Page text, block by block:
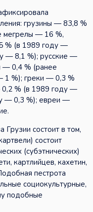
грузины — 83,8 %
мегрелы — 16 %,
% (в 1989 году —
— 8,1 %); русские —
— 0,4 % (ранее
1 %); греки — 0,3 %
% (в 1989 году —
— 0,3 %); евреи —
Грузии состоит в том,
состоит
(субэтнических)
картлийцев, кахетин,
пестрота
социокультурные,
подобные